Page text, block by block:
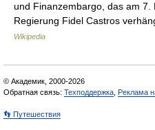
und Finanzembargo, das am
Regierung Fidel Castros
Wikipedia
© Академик, 2000-2026
Обратная связь: Техподдержка Реклама
👣 Путешествия